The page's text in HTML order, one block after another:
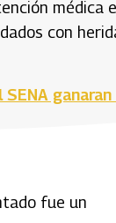
médica
con
ganaran
fue un